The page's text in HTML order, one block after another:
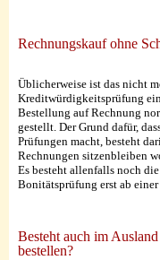
Rechnungskauf ohne
Üblicherweise ist das nicht
Kreditwürdigkeitsprüfung
Bestellung auf Rechnung
gestellt. Der Grund dafür,
Prüfungen macht, besteht
Rechnungen sitzenbleiben
Es besteht allenfalls noch
Bonitätsprüfung erst ab
Besteht auch im
bestellen?